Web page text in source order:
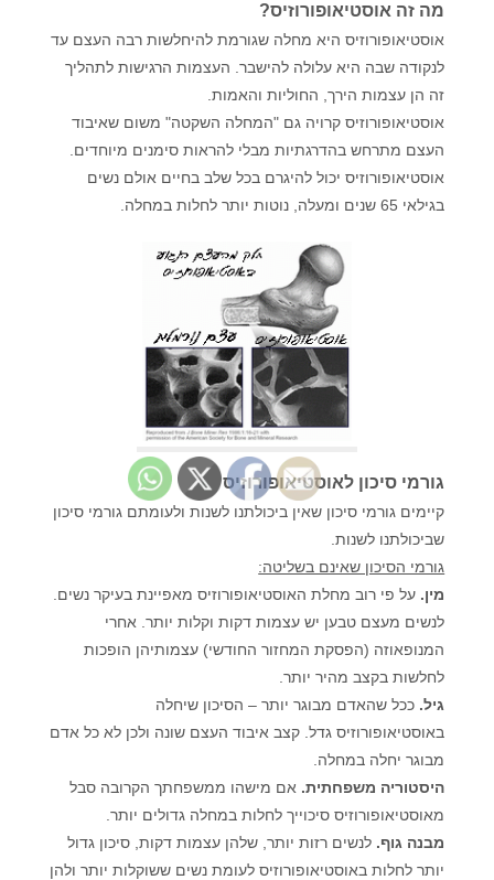
מה זה אוסטיאופורוזיס?
אוסטיאופורוזיס היא מחלה שגורמת להיחלשות רבה העצם עד
לנקודה שבה היא עלולה להישבר. העצמות הרגישות לתהליך
זה הן עצמות הירך, החוליות והאמות.
אוסטיאופורוזיס קרויה גם "המחלה השקטה" משום שאיבוד
העצם מתרחש בהדרגתיות מבלי להראות סימנים מיוחדים.
אוסטיאופורוזיס יכול להיגרם בכל שלב בחיים אולם נשים
בגילאי 65 שנים ומעלה, נוטות יותר לחלות במחלה.
גורמי סיכון לאוסטיאופורוזיס
קיימים גורמי סיכון שאין ביכולתנו לשנות ולעומתם גורמי סיכון
שביכולתנו לשנות.
גורמי הסיכון שאינם בשליטה:
מין. על פי רוב מחלת האוסטיאופורוזיס מאפיינת בעיקר נשים.
לנשים מעצם טבען יש עצמות דקות וקלות יותר. אחרי
המנופאוזה (הפסקת המחזור החודשי) עצמותיהן הופכות
לחלשות בקצב מהיר יותר.
גיל. ככל שהאדם מבוגר יותר – הסיכון שיחלה
באוסטיאופורוזיס גדל. קצב איבוד העצם שונה ולכן לא כל אדם
מבוגר יחלה במחלה.
היסטוריה משפחתית. אם מישהו ממשפחתך הקרובה סבל
מאוסטיאופורוזיס סיכוייך לחלות במחלה גדולים יותר.
מבנה גוף. לנשים רזות יותר, שלהן עצמות דקות, סיכון גדול
יותר לחלות באוסטיאופורוזיס לעומת נשים ששוקלות יותר ולהן